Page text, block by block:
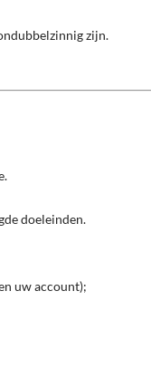
zijn.
doeleinden.
uw account);